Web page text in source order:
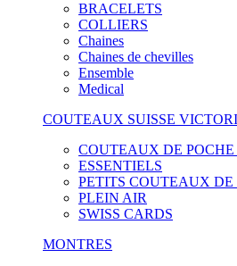
BRACELETS
COLLIERS
Chaines
Chaines de chevilles
Ensemble
Medical
COUTEAUX SUISSE
COUTEAUX DE
ESSENTIELS
PETITS COUTEAUX DE
PLEIN AIR
SWISS CARDS
MONTRES